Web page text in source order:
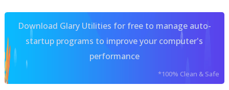
Download Glary Utilities for free to manage auto-
startup programs to improve your computer's
performance
*100% Clean & Safe